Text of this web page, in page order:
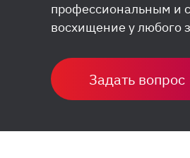
профессиональным
восхищение у любого
Задать вопрос